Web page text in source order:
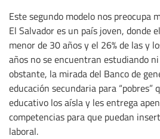
Este segundo modelo nos preocupa
El Salvador es un país joven, donde
menor de 30 años y el 26% de las y
años no se encuentran estudiando
obstante, la mirada del Banco de
educación secundaria para “pobres”
educativo los aísla y les entrega
competencias para que puedan
laboral.